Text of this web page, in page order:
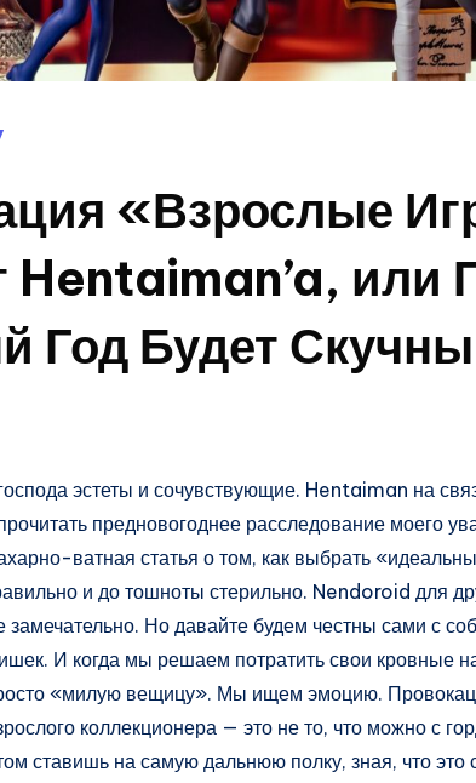
«Взрослые
Hentaiman’a, или
Год Будет
эстеты и сочувствующие. Hentaiman на
предновогоднее расследование моего
ватная статья о том, как выбрать
и до тошноты стерильно. Nendoroid для
замечательно. Но давайте будем честны сами с
И когда мы решаем потратить свои кровные
«милую вещицу». Мы ищем эмоцию.
коллекционера — это не то, что можно с
ставишь на самую дальнюю полку, зная, что это